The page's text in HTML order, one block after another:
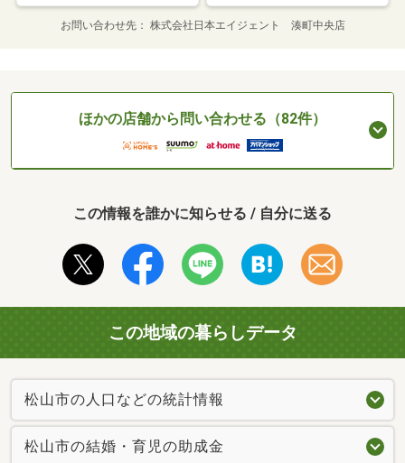
お問い合わせ先 株式会社日本エイジェント 湊町中央店
ほかの店舗から問い合わせる（82件）
この情報を誰かに知らせる / 自分に送る
この地域の暮らしデータ
松山市の人口などの統計情報
松山市の結婚・育児の助成金